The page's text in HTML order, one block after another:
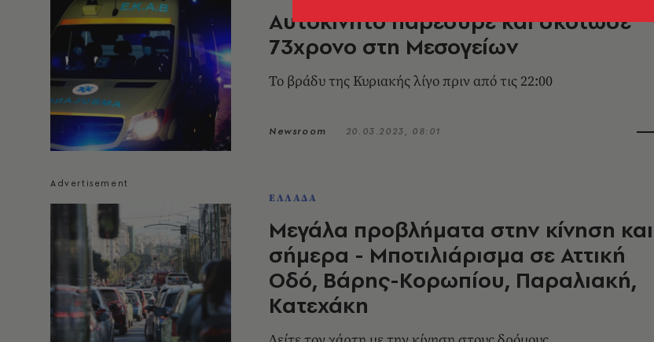
Αυτοκίνητο παρέσυρε και σκότωσε
73χρονο στη Μεσογείων
Το βράδυ της Κυριακής λίγο πριν από τις 22:00
Newsroom 20.03.2023, 08:01
ΕΛΛΑΔΑ
Μεγάλα προβλήματα στην κίνηση και
σήμερα - Μποτιλιάρισμα σε Αττική
Οδό, Βάρης-Κορωπίου, Παραλιακή,
Κατεχάκη